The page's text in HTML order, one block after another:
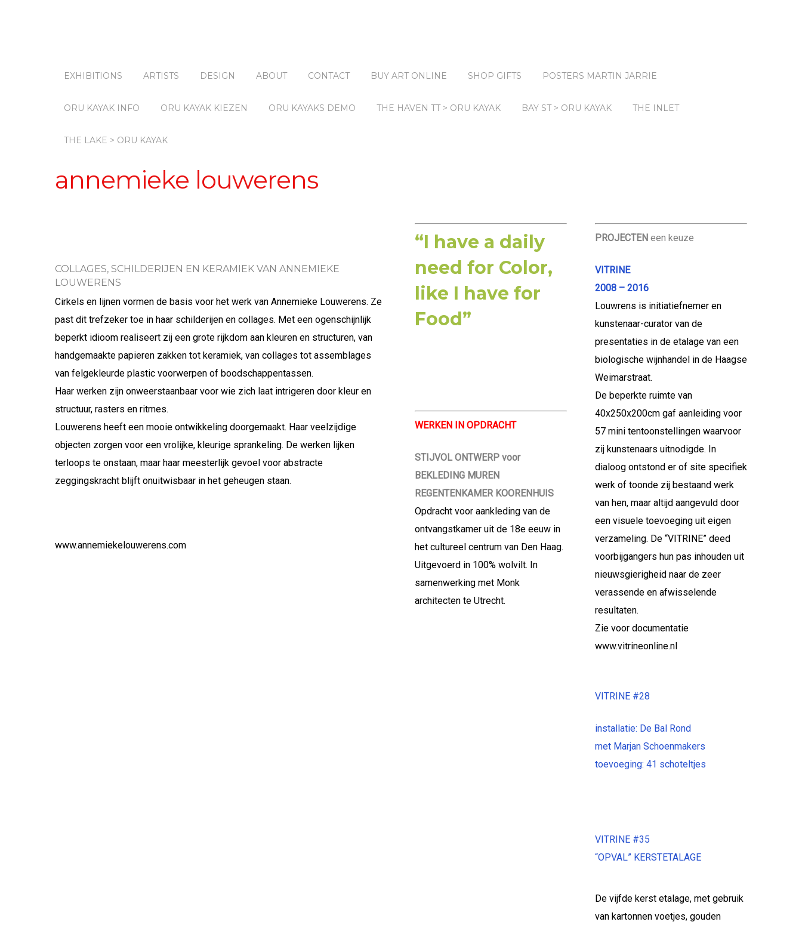
EXHIBITIONS ARTISTS DESIGN ABOUT CONTACT BUY ART ONLINE SHOP GIFTS POSTERS MARTIN JARRIE
ORU KAYAK INFO ORU KAYAK KIEZEN ORU KAYAKS DEMO THE HAVEN TT > ORU KAYAK BAY ST > ORU KAYAK THE INLET
THE LAKE > ORU KAYAK
annemieke louwerens
COLLAGES, SCHILDERIJEN EN KERAMIEK VAN ANNEMIEKE
LOUWERENS
Cirkels en lijnen vormen de basis voor het werk van Annemieke Louwerens. Ze
past dit trefzeker toe in haar schilderijen en collages. Met een ogenschijnlijk
beperkt idioom realiseert zij een grote rijkdom aan kleuren en structuren, van
handgemaakte papieren zakken tot keramiek, van collages tot assemblages
van felgekleurde plastic voorwerpen of boodschappentassen.
Haar werken zijn onweerstaanbaar voor wie zich laat intrigeren door kleur en
structuur, rasters en ritmes.
Louwerens heeft een mooie ontwikkeling doorgemaakt. Haar veelzijdige
objecten zorgen voor een vrolijke, kleurige sprankeling. De werken lijken
terloops te onstaan, maar haar meesterlijk gevoel voor abstracte
zeggingskracht blijft onuitwisbaar in het geheugen staan.
www.annemiekelouwerens.com
“I have a daily
need for Color,
like I have for
Food”
WERKEN IN OPDRACHT
STIJVOL ONTWERP voor
BEKLEDING MUREN
REGENTENKAMER KOORENHUIS
Opdracht voor aankleding van de
ontvangstkamer uit de 18e eeuw in
het cultureel centrum van Den Haag.
Uitgevoerd in 100% wolvilt. In
samenwerking met Monk
architecten te Utrecht.
PROJECTEN een keuze
VITRINE
2008 – 2016
Louwrens is initiatiefnemer en
kunstenaar-curator van de
presentaties in de etalage van een
biologische wijnhandel in de Haagse
Weimarstraat.
De beperkte ruimte van
40x250x200cm gaf aanleiding voor
57 mini tentoonstellingen waarvoor
zij kunstenaars uitnodigde. In
dialoog ontstond er of site specifiek
werk of toonde zij bestaand werk
van hen, maar altijd aangevuld door
een visuele toevoeging uit eigen
verzameling. De “VITRINE” deed
voorbijgangers hun pas inhouden uit
nieuwsgierigheid naar de zeer
verassende en afwisselende
resultaten.
Zie voor documentatie
www.vitrineonline.nl
VITRINE #28
installatie: De Bal Rond
met Marjan Schoenmakers
toevoeging: 41 schoteltjes
VITRINE #35
“OPVAL” KERSTETALAGE
De vijfde kerst etalage, met gebruik
van kartonnen voetjes, gouden